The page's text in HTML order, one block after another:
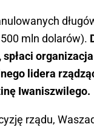
mln dolarów).
lidera
Iwaniszwilego.
rządu,